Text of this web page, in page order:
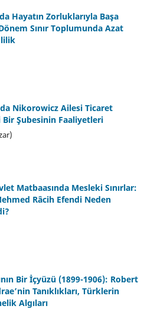
Hayatın Zorluklarıyla Başa
Sınır Toplumunda Azat
Nikorowicz Ailesi Ticaret
Şubesinin Faaliyetleri
Matbaasında Mesleki Sınırlar:
Râcih Efendi Neden
Bir İçyüzü (1899-1906): Robert
Tanıklıkları, Türklerin
Algıları